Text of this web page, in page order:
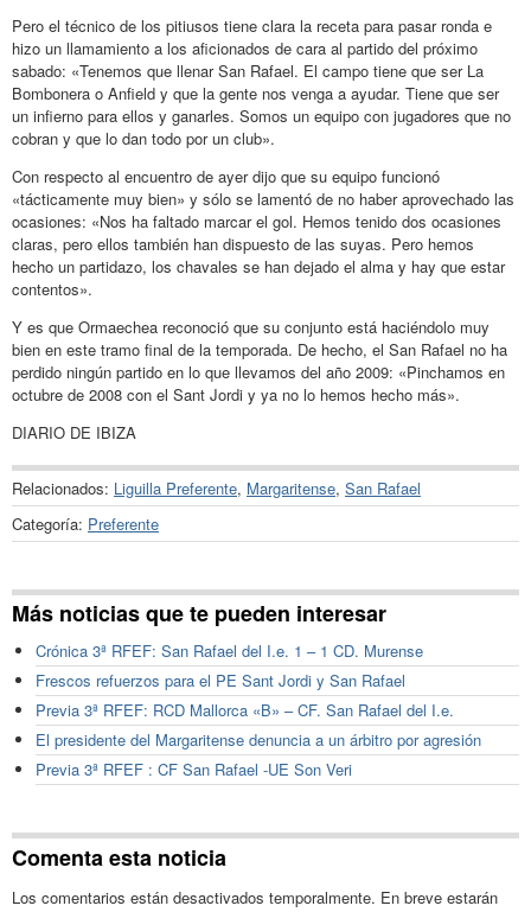
Pero el técnico de los pitiusos tiene clara la receta para pasar ronda e
hizo un llamamiento a los aficionados de cara al partido del próximo
sabado: «Tenemos que llenar San Rafael. El campo tiene que ser La
Bombonera o Anfield y que la gente nos venga a ayudar. Tiene que ser
un infierno para ellos y ganarles. Somos un equipo con jugadores que no
cobran y que lo dan todo por un club».
Con respecto al encuentro de ayer dijo que su equipo funcionó
«tácticamente muy bien» y sólo se lamentó de no haber aprovechado las
ocasiones: «Nos ha faltado marcar el gol. Hemos tenido dos ocasiones
claras, pero ellos también han dispuesto de las suyas. Pero hemos
hecho un partidazo, los chavales se han dejado el alma y hay que estar
contentos».
Y es que Ormaechea reconoció que su conjunto está haciéndolo muy
bien en este tramo final de la temporada. De hecho, el San Rafael no ha
perdido ningún partido en lo que llevamos del año 2009: «Pinchamos en
octubre de 2008 con el Sant Jordi y ya no lo hemos hecho más».
DIARIO DE IBIZA
Relacionados: Liguilla Preferente, Margaritense, San Rafael
Categoría: Preferente
Más noticias que te pueden interesar
Crónica 3ª RFEF: San Rafael del I.e. 1 – 1 CD. Murense
Frescos refuerzos para el PE Sant Jordi y San Rafael
Previa 3ª RFEF: RCD Mallorca «B» – CF. San Rafael del I.e.
El presidente del Margaritense denuncia a un árbitro por agresión
Previa 3ª RFEF : CF San Rafael -UE Son Veri
Comenta esta noticia
Los comentarios están desactivados temporalmente. En breve estarán